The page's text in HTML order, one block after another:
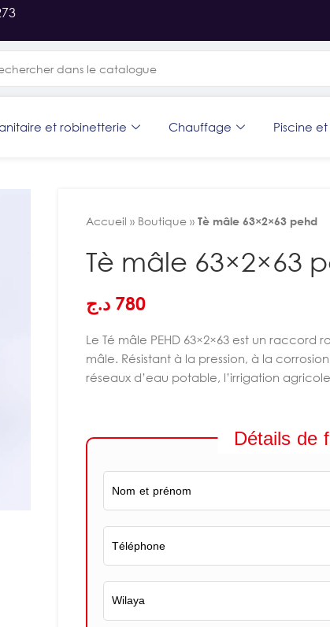
et robinetterie Chauffage Piscine et
Accueil » Boutique » Tè mâle 63×2×63 pehd
Tè mâle 63×2×63
780 د.ج
Le Té mâle PEHD 63×2×63 est un
mâle. Résistant à la pression, à la
réseaux d’eau potable, l’irrigation
Détails de